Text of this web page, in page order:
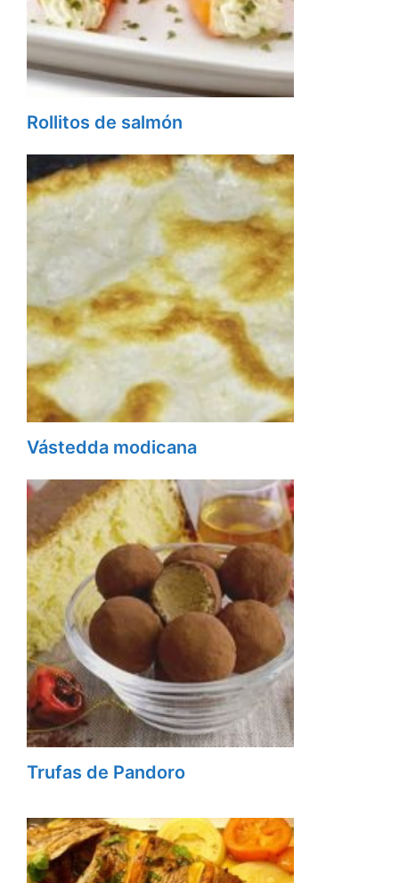
Rollitos de salmón
Vástedda modicana
Trufas de Pandoro